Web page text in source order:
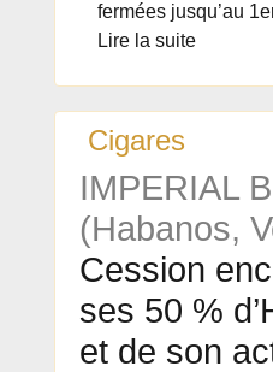
fermées jusqu’au
Lire la suite
Cigares
IMPERIAL
(Habanos,
Cession
ses 50 %
et de son